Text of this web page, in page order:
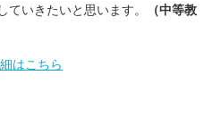
いきたいと思います。
（中等教
はこちら